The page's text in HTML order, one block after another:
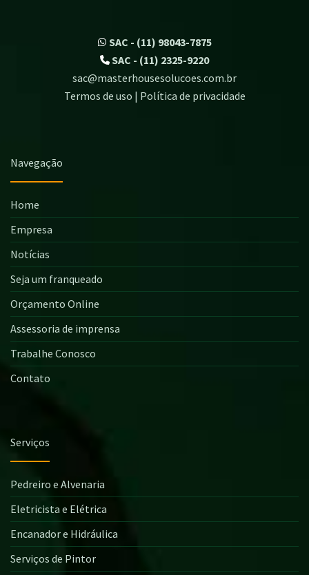
SAC - (11) 98043-7875
SAC - (11) 2325-9220
sac@masterhousesolucoes.com.br
Termos de uso | Política de privacidade
Navegação
Home
Empresa
Notícias
Seja um franqueado
Orçamento Online
Assessoria de imprensa
Trabalhe Conosco
Contato
Serviços
Pedreiro e Alvenaria
Eletricista e Elétrica
Encanador e Hidráulica
Serviços de Pintor